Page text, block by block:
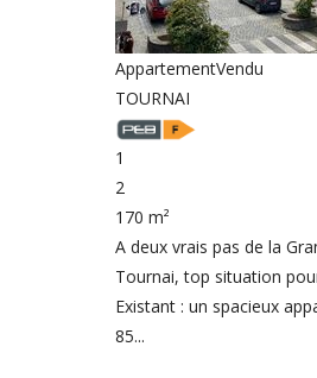
AppartementVendu
TOURNAI
1
2
170 m²
A deux vrais pas de la
Tournai, top situation
Existant : un spacieux
85...